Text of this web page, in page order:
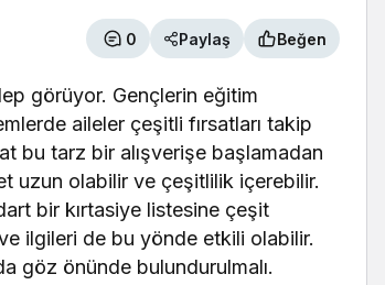
0 Paylaş Beğen
görüyor. Gençlerin eğitim
aileler çeşitli fırsatları takip
bu tarz bir alışverişe başlamadan
uzun olabilir ve çeşitlilik içerebilir.
bir kırtasiye listesine çeşit
ilgileri de bu yönde etkili olabilir.
göz önünde bulundurulmalı.